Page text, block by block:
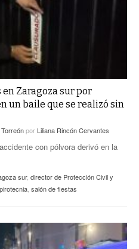
Zaragoza sur por
un baile que se realizó sin
Torreónpor Liliana Rincón Cervantes
con pólvora derivó en la
sur, director de Protección Civil y
pirotecnia salón de fiestas